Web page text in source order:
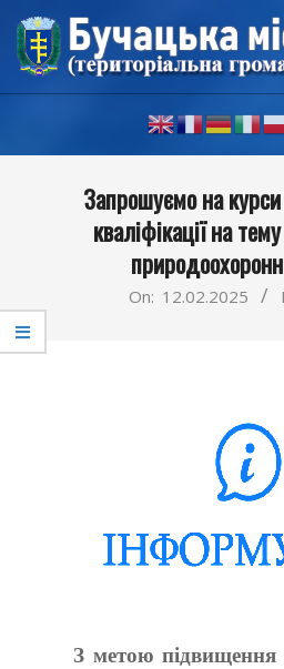
Skip
content
Запрошуємо на
кваліфікації на
On: 12.02.2025
З метою підвищення